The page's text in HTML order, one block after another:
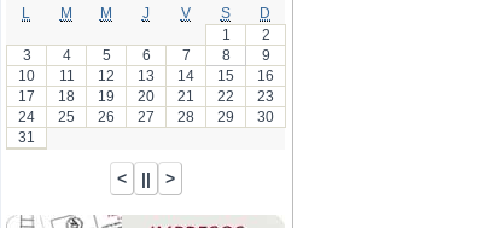
M M J V S
D
1
2
3
4 5 6 7 8
9
10
11 12 13 14 15
16
17
18 19 20 21 22
23
24
25 26 27 28 29
30
31